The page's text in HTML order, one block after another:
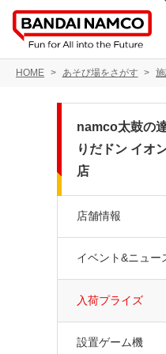
HOME あそび場をさがす
namco太鼓の
りだドン イオ
店
店舗情報
イベント&ニュー
入荷プライズ
設置ゲーム機